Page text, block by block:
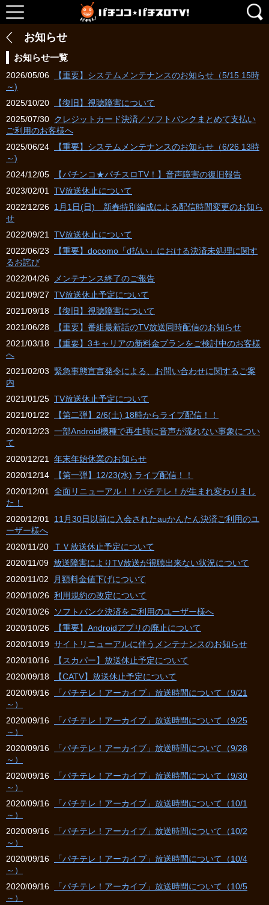
お知らせ
お知らせ一覧
2026/05/06
【重要】システムメンテナンスのお知らせ（5/15 15時
～)
2025/10/20
【復旧】視聴障害について
2025/07/30 クレジットカード決済／ソフトバンクまとめて支払い
ご利用のお客様へ
2025/06/24
【重要】システムメンテナンスのお知らせ（6/26 13時
～)
2024/12/05
【パチンコ★パチスロTV！】音声障害の復旧報告
2023/02/01
TV放送休止について
2022/12/26 1月1日(日) 新春特別編成による配信時間変更のお知ら
せ
2022/09/21
TV放送休止について
2022/06/23
【重要】docomo「d払い」における決済未処理に関す
るお詫び
2022/04/26
メンテナンス終了のご報告
2021/09/27 TV放送休止予定について
2021/09/18
【復旧】視聴障害について
2021/06/28
【重要】番組最新話のTV放送同時配信のお知らせ
2021/03/18
【重要】3キャリアの新料金プランをご検討中のお客様
へ
2021/02/03 緊急事態宣言発令による、お問い合わせに関するご案
内
2021/01/25 TV放送休止予定について
2021/01/22
【第二弾】2/6(土) 18時からライブ配信！！
2020/12/23 一部Android機種で再生時に音声が流れない事象につい
て
2020/12/21
年末年始休業のお知らせ
2020/12/14
【第一弾】12/23(水) ライブ配信！！
2020/12/01
全面リニューアル！！パチテレ！が生まれ変わりまし
た！
2020/12/01
11月30日以前に入会されたauかんたん決済ご利用のユ
ーザー様へ
2020/11/20
ＴＶ放送休止予定について
2020/11/09 放送障害によりTV放送が視聴出来ない状況について
2020/11/02
月額料金値下げについて
2020/10/26 利用規約の改定について
2020/10/26
ソフトバンク決済をご利用のユーザー様へ
2020/10/26
【重要】Androidアプリの廃止について
2020/10/19 サイトリニューアルに伴うメンテナンスのお知らせ
2020/10/16
【スカパー】放送休止予定について
2020/09/18
【CATV】放送休止予定について
2020/09/16
「パチテレ！アーカイブ」放送時間について（9/21
～）
2020/09/16
「パチテレ！アーカイブ」放送時間について（9/25
～）
2020/09/16
「パチテレ！アーカイブ」放送時間について（9/28
～）
2020/09/16
「パチテレ！アーカイブ」放送時間について（9/30
～）
2020/09/16
「パチテレ！アーカイブ」放送時間について（10/1
～）
2020/09/16
「パチテレ！アーカイブ」放送時間について（10/2
～）
2020/09/16
「パチテレ！アーカイブ」放送時間について（10/4
～）
2020/09/16
「パチテレ！アーカイブ」放送時間について（10/5
～）